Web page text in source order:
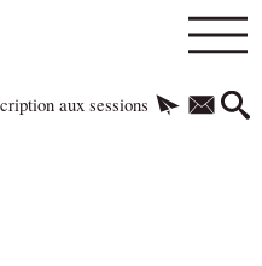
aux sessions